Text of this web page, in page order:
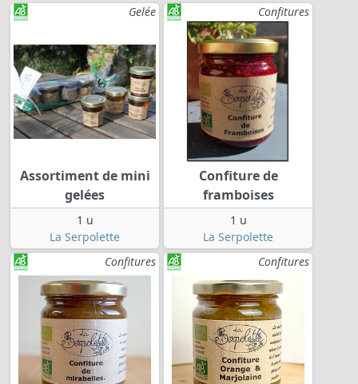
Gelée
Assortiment de mini
gelées
1 u
La Serpolette
Confitures
Confiture de
framboises
1 u
La Serpolette
Confitures
Confitures